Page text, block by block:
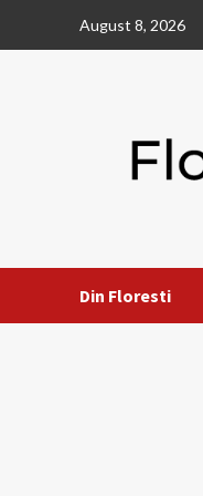
August 8, 2026
Din Floresti